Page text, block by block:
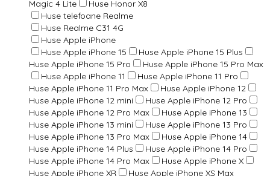
Magic 4 Lite
Huse Honor X8
Huse telefoane Realme
Huse Realme C31 4G
Huse Apple iPhone
Huse Apple iPhone 15
Huse Apple iPhone 15 Plus
Huse Apple iPhone 15 Pro
Huse Apple iPhone 15 Pro Max
Huse Apple iPhone 11
Huse Apple iPhone 11 Pro
Huse Apple iPhone 11 Pro Max
Huse Apple iPhone 12
Huse Apple iPhone 12 mini
Huse Apple iPhone 12 Pro
Huse Apple iPhone 12 Pro Max
Huse Apple iPhone 13
Huse Apple iPhone 13 mini
Huse Apple iPhone 13 Pro
Huse Apple iPhone 13 Pro Max
Huse Apple iPhone 14
Huse Apple iPhone 14 Plus
Huse Apple iPhone 14 Pro
Huse Apple iPhone 14 Pro Max
Huse Apple iPhone X
Huse Apple iPhone XR
Huse Apple iPhone XS Max